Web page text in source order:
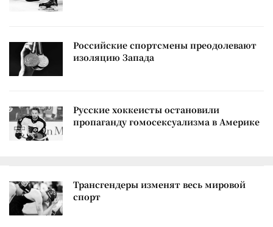
Российские спортсмены преодолевают
изоляцию Запада
Русские хоккеисты остановили
пропаганду гомосексуализма в Америке
Трансгендеры изменят весь мировой
спорт